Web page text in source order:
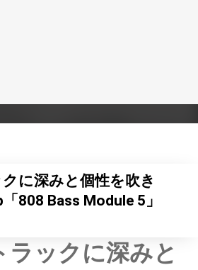
に深みと個性を吹き
808 Bass Module 5」
ックに深みと